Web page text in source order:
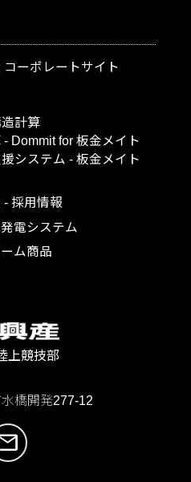
上競技部
橋開発277-12
コーポレートサイト
計算
- Dommit for 板金メイト
システム - 板金メイト
- 採用情報
電システム
ム商品